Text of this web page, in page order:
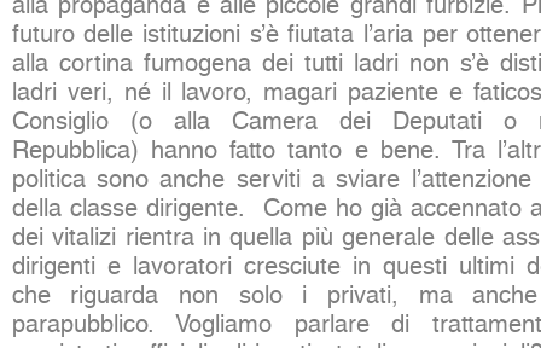
futuro delle istituzioni s’è fiutata l’aria per
alla cortina fumogena dei tutti ladri non s’è
ladri veri, né il lavoro, magari paziente e
Consiglio (o alla Camera dei Deputati o
Repubblica) hanno fatto tanto e bene. Tra
politica sono anche serviti a sviare
della classe dirigente. Come ho già accennato
dei vitalizi rientra in quella più generale delle
dirigenti e lavoratori cresciute in questi ultimi
che riguarda non solo i privati, ma
parapubblico. Vogliamo parlare di